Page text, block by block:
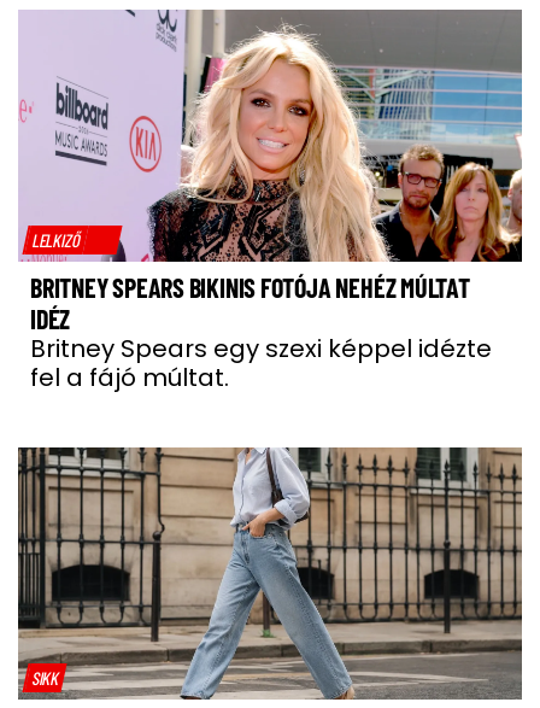
LELKIZŐ
BRITNEY SPEARS BIKINIS FOTÓJA NEHÉZ MÚLTAT
IDÉZ
Britney Spears egy szexi képpel idézte
fel a fájó múltat.
SIKK